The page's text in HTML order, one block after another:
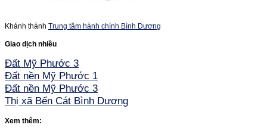
Khánh thành Trung tâm hành chính Bình Dương
Giao dịch nhiều
Đất Mỹ Phước 3
Đất nền Mỹ Phước 1
Đất nền Mỹ Phước 3
Thị xã Bến Cát Bình Dương
Xem thêm: